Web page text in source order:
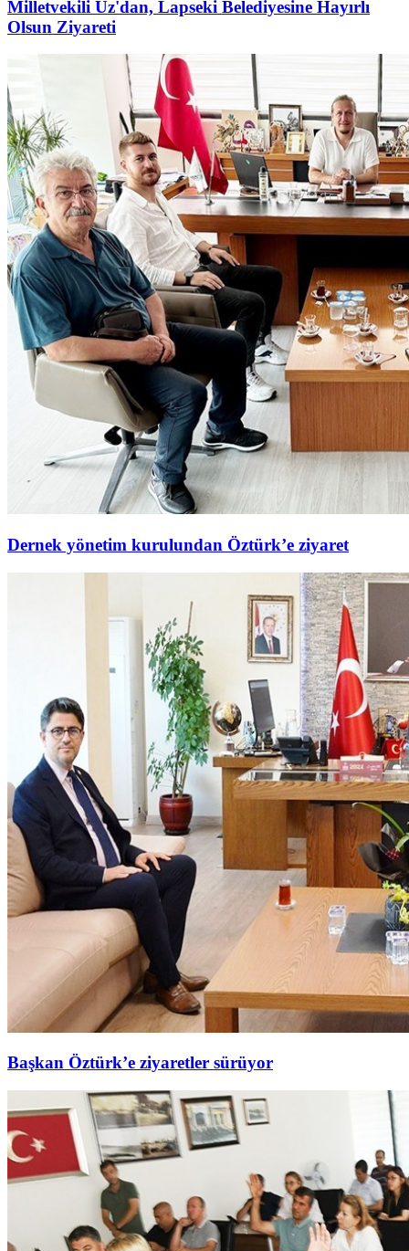
Milletvekili Uz'dan, Lapseki Belediyesine Hayırlı
Olsun Ziyareti
Dernek yönetim kurulundan Öztürk’e ziyaret
Başkan Öztürk’e ziyaretler sürüyor